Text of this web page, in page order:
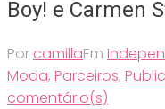
Boy! e Carmen
Por camillaEm
Moda, Parceiros,
comentário(s)